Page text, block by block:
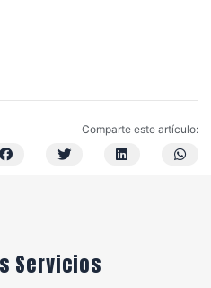
Comparte este artículo:
Servicios